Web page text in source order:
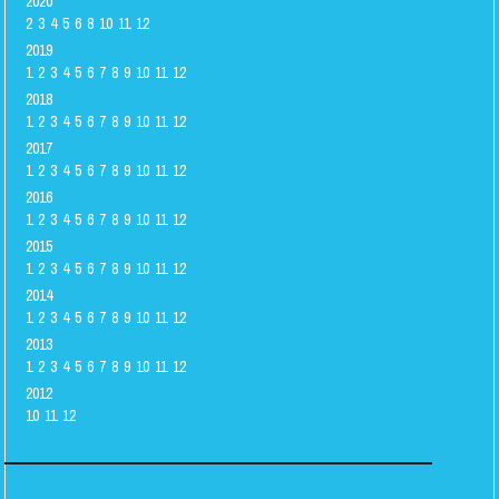
2 3 4 5 6 8 10 11 12
2019
1 2 3 4 5 6 7 8 9 10 11 12
2018
1 2 3 4 5 6 7 8 9 10 11 12
2017
1 2 3 4 5 6 7 8 9 10 11 12
2016
1 2 3 4 5 6 7 8 9 10 11 12
2015
1 2 3 4 5 6 7 8 9 10 11 12
2014
1 2 3 4 5 6 7 8 9 10 11 12
2013
1 2 3 4 5 6 7 8 9 10 11 12
2012
10 11 12